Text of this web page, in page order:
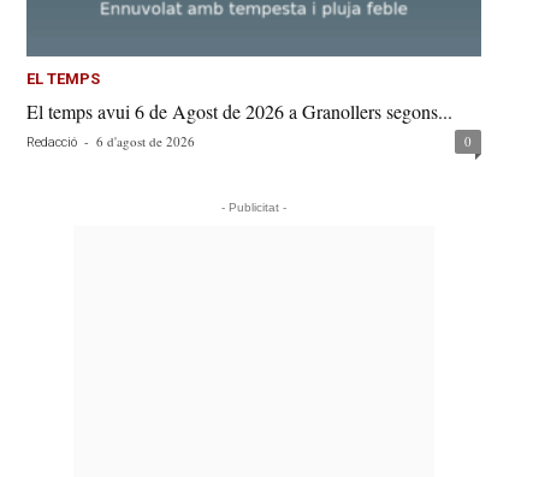
EL TEMPS
El temps avui 6 de Agost de 2026 a Granollers segons...
Redacció - 6 d'agost de 2026 0
- Publicitat -